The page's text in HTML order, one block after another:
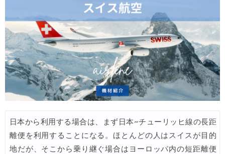
Trip.com) ホテル 最大3,000円OFFクーポン
Trip.com) 空港送迎 50%OFFクーポン
07/07 Trip.com) サマーメガSALE
07/06 Trip.com) 台湾旅 最大50%OFFセール
07/05 楽天トラベル) 海外ツアー 最大30,000円OFFクーポン
Trip.com) 海外航空券(セントレア発) 最大7,000円OFFクーポ
07/03 HIS) 超目玉ツアー(スーパーサマーセール)
07/01 HIS) 海外航空券 2,000円OFFクーポン
日本から利用する場合は、まず日本~チューリッヒ線の長距
離便を利用することになる。ほとんどの人はスイスが目的
地だが、そこから乗り継ぐ場合はヨーロッパ内の短距離便